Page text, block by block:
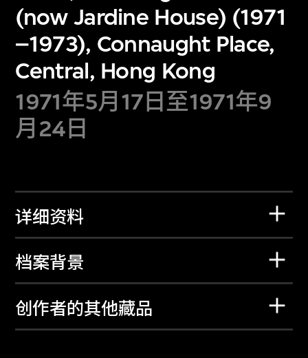
(now Jardine House) (1971
–1973), Connaught Place,
Central, Hong Kong
1971年5月17日至1971年9
月24日
详细资料
档案背景
创作者的其他藏品